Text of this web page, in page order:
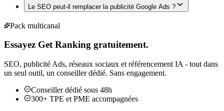
Le SEO peut-il remplacer la publicité Google Ads ?
Pack multicanal
Essayez Get Ranking gratuitement.
SEO, publicité Ads, réseaux sociaux et référencement IA - tout dans
un seul outil, un conseiller dédié. Sans engagement.
Conseiller dédié sous 48h
300+ TPE et PME accompagnées